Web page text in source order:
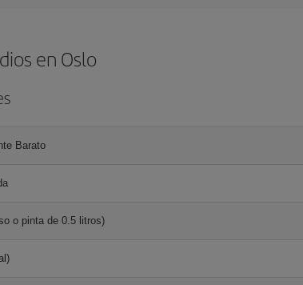
en Oslo
Barato
o pinta de 0.5 litros)